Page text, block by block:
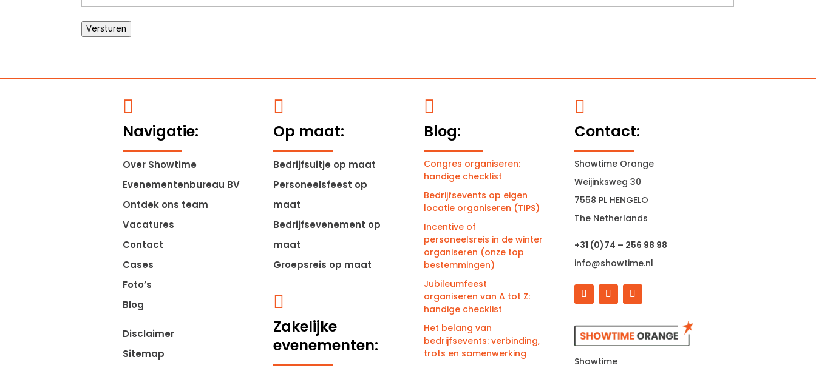
Versturen

Navigatie:
Over Showtime
Evenementenbureau BV
Ontdek ons team
Vacatures
Contact
Cases
Foto’s
Blog
Disclaimer
Sitemap

Op maat:
Bedrijfsuitje op maat
Personeelsfeest op
maat
Bedrijfsevenement op
maat
Groepsreis op maat

Zakelijke
evenementen:

Blog:
Congres organiseren:
handige checklist
Bedrijfsevents op eigen
locatie organiseren (TIPS)
Incentive of
personeelsreis in de winter
organiseren (onze top
bestemmingen)
Jubileumfeest
organiseren van A tot Z:
handige checklist
Het belang van
bedrijfsevents: verbinding,
trots en samenwerking

Contact:
Showtime Orange
Weijinksweg 30
7558 PL HENGELO
The Netherlands
+31 (0)74 – 256 98 98
info@showtime.nl
Showtime